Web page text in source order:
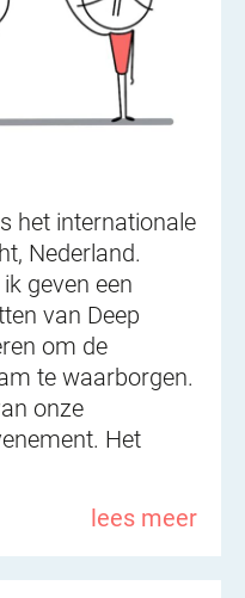
het internationale
Nederland.
geven een
van Deep
om de
te waarborgen.
onze
Het
lees meer